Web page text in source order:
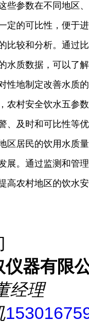
些参数在不同地区
定的可比性，便于
比较和分析。通过
水质数据，可以了
性地制定改善水质的
农村安全饮水五参数
、及时和可比性等
区居民的饮用水质
展。通过监测和管
高农村地区的饮水安
器有限
经理